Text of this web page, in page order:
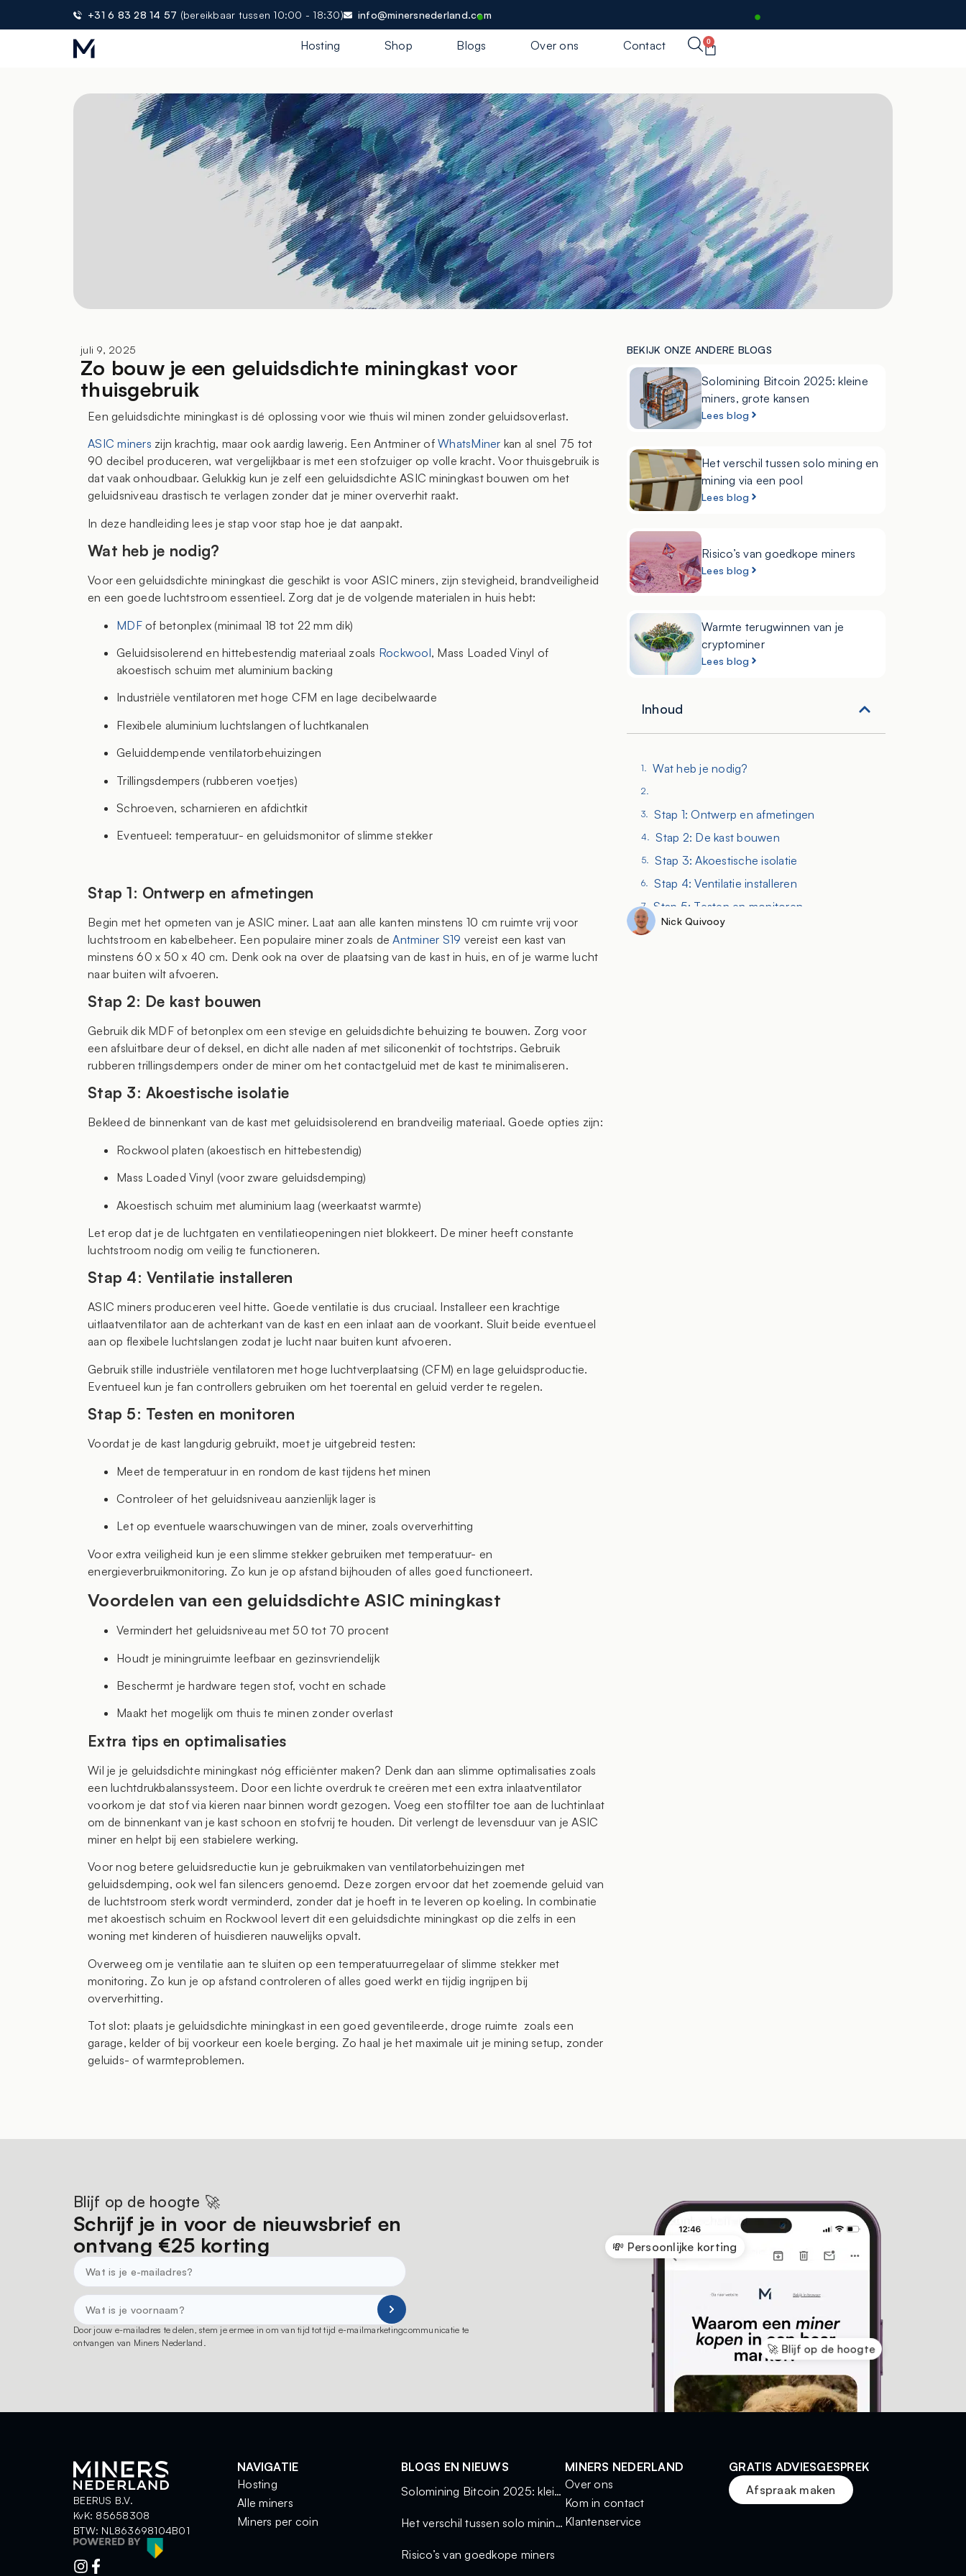
+31 6 83 28 14 57 (bereikbaar tussen 10:00 - 18:30) info@minersnederland.com
Hosting Shop Blogs Over ons Contact 0
juli 9, 2025
Zo bouw je een geluidsdichte miningkast voor
thuisgebruik
Een geluidsdichte miningkast is dé oplossing voor wie thuis wil minen zonder geluidsoverlast.
ASIC miners zijn krachtig, maar ook aardig lawerig. Een Antminer of WhatsMiner kan al snel 75 tot
90 decibel produceren, wat vergelijkbaar is met een stofzuiger op volle kracht. Voor thuisgebruik is
dat vaak onhoudbaar. Gelukkig kun je zelf een geluidsdichte ASIC miningkast bouwen om het
geluidsniveau drastisch te verlagen zonder dat je miner oververhit raakt.
In deze handleiding lees je stap voor stap hoe je dat aanpakt.
Wat heb je nodig?
Voor een geluidsdichte miningkast die geschikt is voor ASIC miners, zijn stevigheid, brandveiligheid
en een goede luchtstroom essentieel. Zorg dat je de volgende materialen in huis hebt:
MDFof betonplex (minimaal 18 tot 22 mm dik)
Geluidsisolerend en hittebestendig materiaal zoals Rockwool, Mass Loaded Vinyl of
akoestisch schuim met aluminium backing
Industriële ventilatoren met hoge CFM en lage decibelwaarde
Flexibele aluminium luchtslangen of luchtkanalen
Geluiddempende ventilatorbehuizingen
Trillingsdempers (rubberen voetjes)
Schroeven, scharnieren en afdichtkit
Eventueel: temperatuur- en geluidsmonitor of slimme stekker
Stap 1: Ontwerp en afmetingen
Begin met het opmeten van je ASIC miner. Laat aan alle kanten minstens 10 cm ruimte vrij voor
luchtstroom en kabelbeheer. Een populaire miner zoals deAntminer S19 vereist een kast van
minstens 60 x 50 x 40 cm. Denk ook na over de plaatsing van de kast in huis, en of je warme lucht
naar buiten wilt afvoeren.
Stap 2: De kast bouwen
Gebruik dik MDF of betonplex om een stevige en geluidsdichte behuizing te bouwen. Zorg voor
een afsluitbare deur of deksel, en dicht alle naden af met siliconenkit of tochtstrips. Gebruik
rubberen trillingsdempers onder de miner om het contactgeluid met de kast te minimaliseren.
Stap 3: Akoestische isolatie
Bekleed de binnenkant van de kast met geluidsisolerend en brandveilig materiaal. Goede opties zijn:
Rockwool platen (akoestisch en hittebestendig)
Mass Loaded Vinyl (voor zware geluidsdemping)
Akoestisch schuim met aluminium laag (weerkaatst warmte)
Let erop dat je de luchtgaten en ventilatieopeningen niet blokkeert. De miner heeft constante
luchtstroom nodig om veilig te functioneren.
Stap 4: Ventilatie installeren
ASIC miners produceren veel hitte. Goede ventilatie is dus cruciaal. Installeer een krachtige
uitlaatventilator aan de achterkant van de kast en een inlaat aan de voorkant. Sluit beide eventueel
aan op flexibele luchtslangen zodat je lucht naar buiten kunt afvoeren.
Gebruik stille industriële ventilatoren met hoge luchtverplaatsing (CFM) en lage geluidsproductie.
Eventueel kun je fan controllers gebruiken om het toerental en geluid verder te regelen.
Stap 5: Testen en monitoren
Voordat je de kast langdurig gebruikt, moet je uitgebreid testen:
Meet de temperatuur in en rondom de kast tijdens het minen
Controleer of het geluidsniveau aanzienlijk lager is
Let op eventuele waarschuwingen van de miner, zoals oververhitting
Voor extra veiligheid kun je een slimme stekker gebruiken met temperatuur- en
energieverbruikmonitoring. Zo kun je op afstand bijhouden of alles goed functioneert.
Voordelen van een geluidsdichte ASIC miningkast
Vermindert het geluidsniveau met 50 tot 70 procent
Houdt je miningruimte leefbaar en gezinsvriendelijk
Beschermt je hardware tegen stof, vocht en schade
Maakt het mogelijk om thuis te minen zonder overlast
Extra tips en optimalisaties
Wil je je geluidsdichte miningkast nóg efficiënter maken? Denk dan aan slimme optimalisaties zoals
een luchtdrukbalanssysteem. Door een lichte overdruk te creëren met een extra inlaatventilator
voorkom je dat stof via kieren naar binnen wordt gezogen. Voeg een stoffilter toe aan de luchtinlaat
om de binnenkant van je kast schoon en stofvrij te houden. Dit verlengt de levensduur van je ASIC
miner en helpt bij een stabielere werking.
Voor nog betere geluidsreductie kun je gebruikmaken van ventilatorbehuizingen met
geluidsdemping, ook wel fan silencers genoemd. Deze zorgen ervoor dat het zoemende geluid van
de luchtstroom sterk wordt verminderd, zonder dat je hoeft in te leveren op koeling. In combinatie
met akoestisch schuim en Rockwool levert dit een geluidsdichte miningkast op die zelfs in een
woning met kinderen of huisdieren nauwelijks opvalt.
Overweeg om je ventilatie aan te sluiten op een temperatuurregelaar of slimme stekker met
monitoring. Zo kun je op afstand controleren of alles goed werkt en tijdig ingrijpen bij
oververhitting.
Tot slot: plaats je geluidsdichte miningkast in een goed geventileerde, droge ruimte zoals een
garage, kelder of bij voorkeur een koele berging. Zo haal je het maximale uit je mining setup, zonder
geluids- of warmteproblemen.
BEKIJK ONZE ANDERE BLOGS
Solomining Bitcoin 2025: kleine
miners, grote kansen
Lees blog
Het verschil tussen solo mining en
mining via een pool
Lees blog
Risico’s van goedkope miners
Lees blog
Warmte terugwinnen van je
cryptominer
Lees blog
Inhoud
Wat heb je nodig?
Stap 1: Ontwerp en afmetingen
Stap 2: De kast bouwen
Stap 3: Akoestische isolatie
Stap 4: Ventilatie installeren
Stap 5: Testen en monitoren
Nick Quivooy
Blijf op de hoogte 🚀
Schrijf je in voor de nieuwsbrief en
ontvang €25 korting
Door jouw e-mailadres te delen, stem je ermee in om van tijd tot tijd e-mailmarketingcommunicatie te
ontvangen van Miners Nederland.
💸 Persoonlijke korting
🚀 Blijf op de hoogte
BEERUS B.V.
KvK: 85658308
BTW: NL863698104B01
NAVIGATIE
Hosting
Alle miners
Miners per coin
BLOGS EN NIEUWS
Solomining Bitcoin 2025: kleine miners, grote kansen
Het verschil tussen solo mining en mining via een pool
Risico’s van goedkope miners
MINERS NEDERLAND
Over ons
Kom in contact
Klantenservice
GRATIS ADVIESGESPREK
Afspraak maken